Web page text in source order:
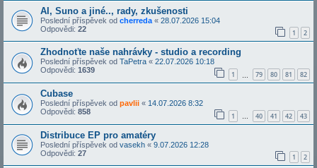
AI, Suno a jiné.., rady, zkušenosti
Poslední příspěvek od cherreda « 28.07.2026 15:04
Odpovědi: 22 1 2
Zhodnoťte naše nahrávky - studio a recording
Poslední příspěvek od TaPetra « 22.07.2026 10:18
Odpovědi: 1639 1 79 80 81 82
Cubase
Poslední příspěvek od pavlii « 14.07.2026 8:32
Odpovědi: 858 1 … 40 41 42 43
Distribuce EP pro amatéry
Poslední příspěvek od vasekh « 9.07.2026 12:28
Odpovědi: 27 1 2